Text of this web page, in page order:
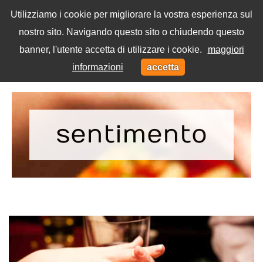
Utilizziamo i cookie per migliorare la vostra esperienza sul
nostro sito. Navigando questo sito o chiudendo questo
banner, l'utente accetta di utilizzare i cookie.
maggiori
informazioni
accetta
Menu
sentimento